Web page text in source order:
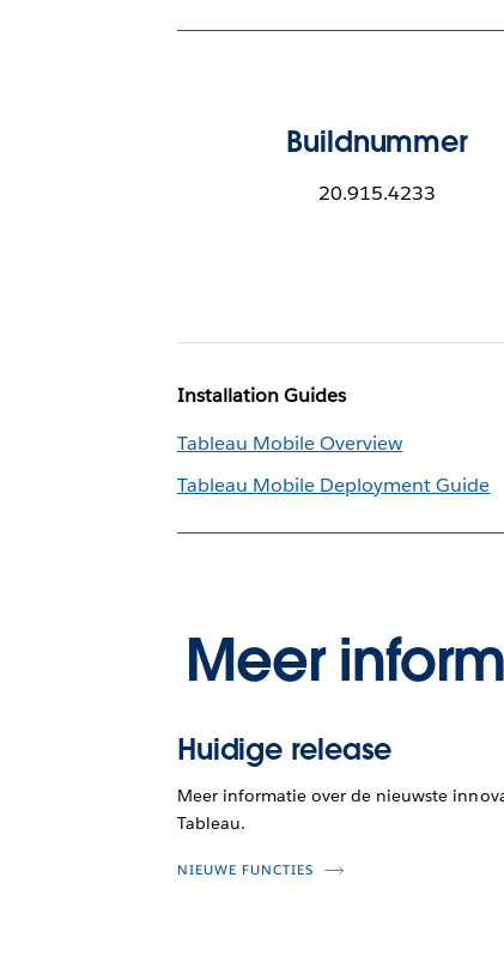
Buildnummer
20.915.4233
Installation Guides
Tableau Mobile Overview
Tableau Mobile Deployment Guide
Meer
Huidige release
Meer informatie over de nieuwste
Tableau.
NIEUWE FUNCTIES